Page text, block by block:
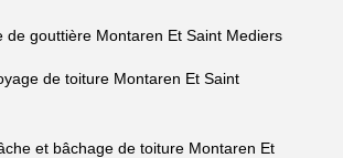
de gouttière Montaren Et Saint Mediers
de toiture Montaren Et Saint
et bâchage de toiture Montaren Et